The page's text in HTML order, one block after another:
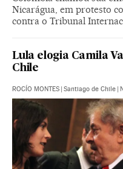
Nicarágua, em protesto
contra o Tribunal
Lula elogia Camila
Chile
ROCÍO MONTES | Santiago de Chile |